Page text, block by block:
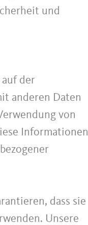
und
der
anderen Daten
von
Informationen
dass sie
Unsere